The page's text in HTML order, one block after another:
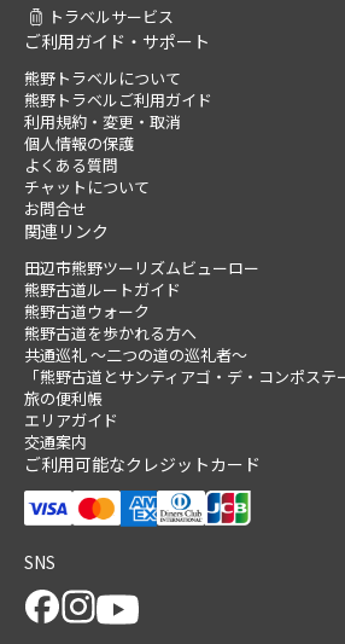
トラベルサービス
ご利用ガイド・サポート
熊野トラベルについて
熊野トラベルご利用ガイド
利用規約・変更・取消
個人情報の保護
よくある質問
チャットについて
お問合せ
関連リンク
田辺市熊野ツーリズムビューロー
熊野古道ルートガイド
熊野古道ウォーク
熊野古道を歩かれる方へ
共通巡礼 ～二つの道の巡礼者～
「熊野古道とサンティアゴ・デ・コンポステ
旅の便利帳
エリアガイド
交通案内
ご利用可能なクレジットカード
SNS